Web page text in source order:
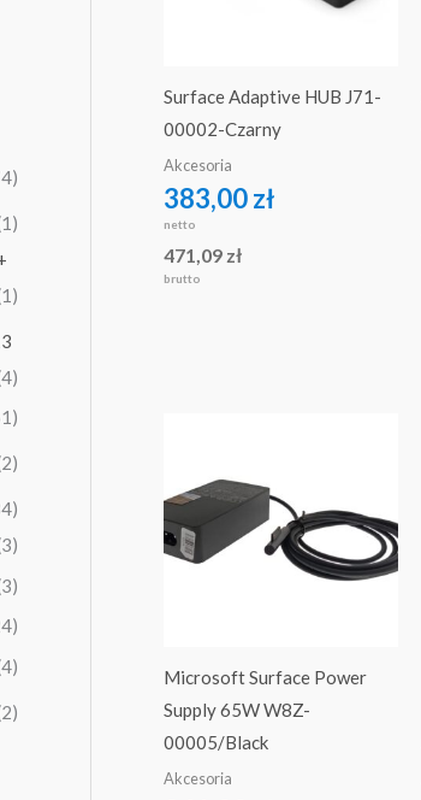
Surface Adaptive HUB J71-
00002-Czarny
Akcesoria
383,00zł
netto
471,09 zł
brutto
Microsoft Surface Power
Supply 65W W8Z-
00005/Black
Akcesoria